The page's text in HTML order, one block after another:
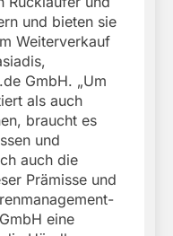
und bieten sie
Weiterverkauf
GmbH. „Um
als auch
braucht es
und
auch die
Prämisse und
eine